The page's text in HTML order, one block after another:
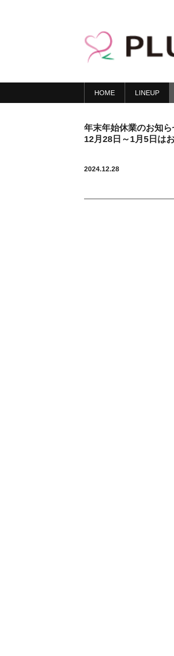
HOME LINEUP
年末年始休業のお知ら
12月28日～1月5日は
2024.12.28